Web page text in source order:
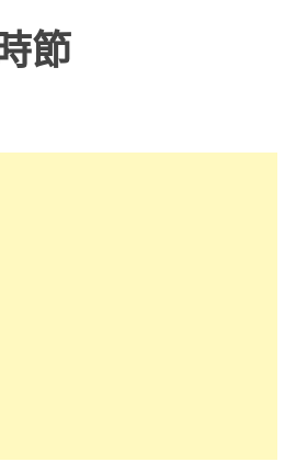
節